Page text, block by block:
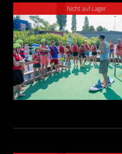
Nicht auf Lager